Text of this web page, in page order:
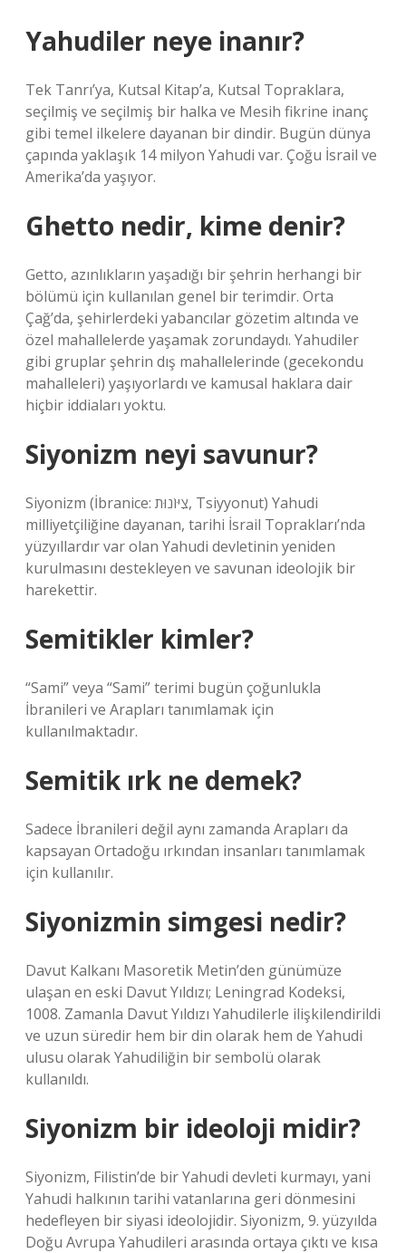
Yahudiler neye inanır?
Tek Tanrı’ya, Kutsal Kitap’a, Kutsal Topraklara,
seçilmiş ve seçilmiş bir halka ve Mesih fikrine inanç
gibi temel ilkelere dayanan bir dindir. Bugün dünya
çapında yaklaşık 14 milyon Yahudi var. Çoğu İsrail ve
Amerika’da yaşıyor.
Ghetto nedir, kime denir?
Getto, azınlıkların yaşadığı bir şehrin herhangi bir
bölümü için kullanılan genel bir terimdir. Orta
Çağ’da, şehirlerdeki yabancılar gözetim altında ve
özel mahallelerde yaşamak zorundaydı. Yahudiler
gibi gruplar şehrin dış mahallelerinde (gecekondu
mahalleleri) yaşıyorlardı ve kamusal haklara dair
hiçbir iddiaları yoktu.
Siyonizm neyi savunur?
Siyonizm (İbranice: צִיּוֹנוּת, Tsiyyonut) Yahudi
milliyetçiliğine dayanan, tarihi İsrail Toprakları’nda
yüzyıllardır var olan Yahudi devletinin yeniden
kurulmasını destekleyen ve savunan ideolojik bir
harekettir.
Semitikler kimler?
“Sami” veya “Sami” terimi bugün çoğunlukla
İbranileri ve Arapları tanımlamak için
kullanılmaktadır.
Semitik ırk ne demek?
Sadece İbranileri değil aynı zamanda Arapları da
kapsayan Ortadoğu ırkından insanları tanımlamak
için kullanılır.
Siyonizmin simgesi nedir?
Davut Kalkanı Masoretik Metin’den günümüze
ulaşan en eski Davut Yıldızı; Leningrad Kodeksi,
1008. Zamanla Davut Yıldızı Yahudilerle ilişkilendirildi
ve uzun süredir hem bir din olarak hem de Yahudi
ulusu olarak Yahudiliğin bir sembolü olarak
kullanıldı.
Siyonizm bir ideoloji midir?
Siyonizm, Filistin’de bir Yahudi devleti kurmayı, yani
Yahudi halkının tarihi vatanlarına geri dönmesini
hedefleyen bir siyasi ideolojidir. Siyonizm, 9. yüzyılda
Doğu Avrupa Yahudileri arasında ortaya çıktı ve kısa